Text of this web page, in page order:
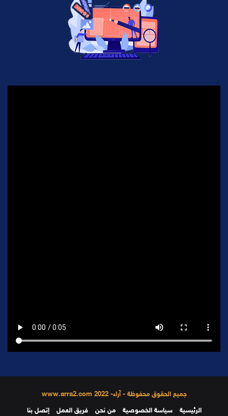
جميع الحقوق محفوظة - آراء- 2022 www.arra2.com
الرئيسية
سياسة الخصوصية من نحن فريق العمل إتصل بنا